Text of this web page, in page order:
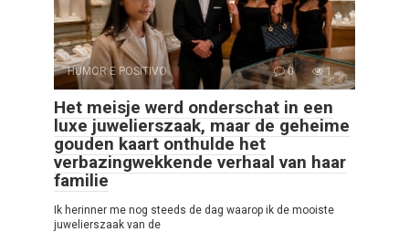
HUMOR E POSITIVO 0 1
Het meisje werd onderschat in een
luxe juwelierszaak, maar de geheime
gouden kaart onthulde het
verbazingwekkende verhaal van haar
familie
Ik herinner me nog steeds de dag waarop ik de mooiste
juwelierszaak van de